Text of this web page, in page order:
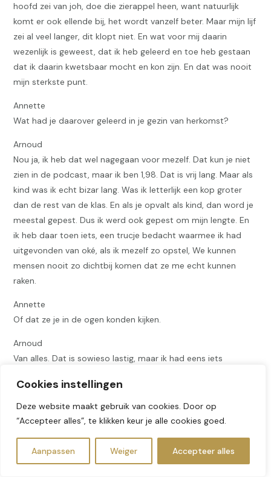
Cookies instellingen
Deze website maakt gebruik van cookies. Door op
“Accepteer alles”, te klikken keur je alle cookies goed.
Aanpassen Weiger Accepteer alles
hoofd zei van joh, doe die zierappel heen, want natuurlijk
komt er ook ellende bij, het wordt vanzelf beter. Maar mijn lijf
zei al veel langer, dit klopt niet. En wat voor mij daarin
wezenlijk is geweest, dat ik heb geleerd en toe heb gestaan
dat ik daarin kwetsbaar mocht en kon zijn. En dat was nooit
mijn sterkste punt.
Annette
Wat had je daarover geleerd in je gezin van herkomst?
Arnoud
Nou ja, ik heb dat wel nagegaan voor mezelf. Dat kun je niet
zien in de podcast, maar ik ben 1,98. Dat is vrij lang. Maar als
kind was ik echt bizar lang. Was ik letterlijk een kop groter
dan de rest van de klas. En als je opvalt als kind, dan word je
meestal gepest. Dus ik werd ook gepest om mijn lengte. En
ik heb daar toen iets, een trucje bedacht waarmee ik had
uitgevonden van oké, als ik mezelf zo opstel, We kunnen
mensen nooit zo dichtbij komen dat ze me echt kunnen
raken.
Annette
Of dat ze je in de ogen konden kijken.
Arnoud
Van alles. Dat is sowieso lastig, maar ik had eens iets
keihard geraakt kon worden. En dat had ik, ja, het is een
beetje lang halen gaat thuis, maar eigenlijk had ik dat
geïnstitutionaliseerd voor mezelf van ja, weet je, tot hier en
gevoelige punten komen, want dan glipt ik er tussenuit. En
dat was voor mij in eerste instantie, maar uiteindelijk ook